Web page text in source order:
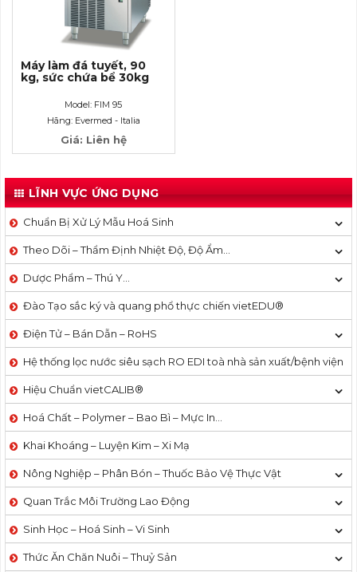
Máy làm đá tuyết, 90
kg, sức chứa bể 30kg
Model: FIM 95
Hãng: Evermed - Italia
Giá: Liên hệ
LĨNH VỰC ỨNG DỤNG
Chuẩn Bị Xử Lý Mẫu Hoá Sinh
Theo Dõi – Thẩm Định Nhiệt Độ, Độ Ẩm…
Dược Phẩm – Thú Y…
Đào Tạo sắc ký và quang phổ thực chiến vietEDU®
Điện Tử – Bán Dẫn – RoHS
Hệ thống lọc nước siêu sạch RO EDI​​ toà nhà sản xuất/bệnh viện
Hiệu Chuẩn vietCALIB®
Hoá Chất – Polymer – Bao Bì – Mực In…
Khai Khoáng – Luyện Kim – Xi Mạ
Nông Nghiệp – Phân Bón – Thuốc Bảo Vệ Thực Vật
Quan Trắc Môi Trường Lao Động
Sinh Học – Hoá Sinh – Vi Sinh
Thức Ăn Chăn Nuôi – Thuỷ Sản